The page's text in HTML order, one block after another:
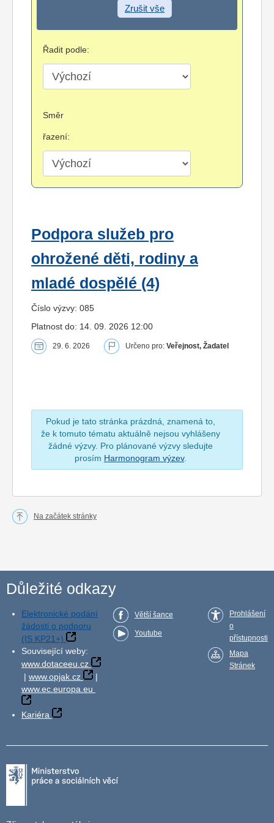
Zrušit vše
Řadit podle:
Směr
řazení:
Podpora služeb pro
ohrožené děti, rodiny a
mladé dospělé (4)
Číslo výzvy: 085
Platnost do: 14. 09. 2026 12:00
29. 6. 2026 Určeno pro: Veřejnost, Žadatel
Pokud je tato stránka prázdná, znamená to,
že k tomuto tématu aktuálně nejsou vyhlášeny
žádné výzvy. Pro plánované výzvy sledujte
prosím Harmonogram výzev.
Na začátek stránky
Důležité odkazy
Elektronické podání
žádosti o podporu
(IS KP21+)
Související weby:
www.dotaceeu.cz
| www.opjak.cz
|
www.ec.europa.eu
Kariéra
Větší šance
Youtube
Prohlášení
o
přístupnosti
Mapa
Stránek